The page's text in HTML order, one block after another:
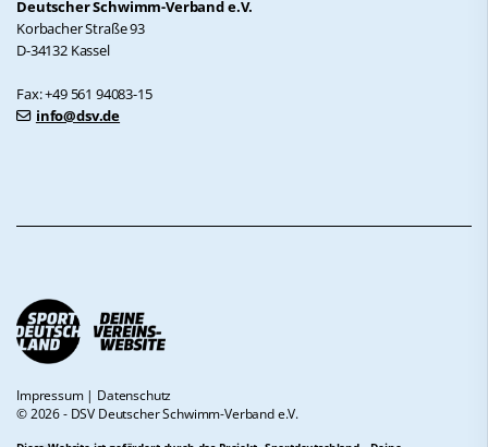
Deutscher Schwimm-Verband e.V.
Korbacher Straße 93
D-34132 Kassel
Fax: +49 561 94083-15
info@dsv.de
Impressum| Datenschutz
© 2026 - DSV Deutscher Schwimm-Verband e.V.